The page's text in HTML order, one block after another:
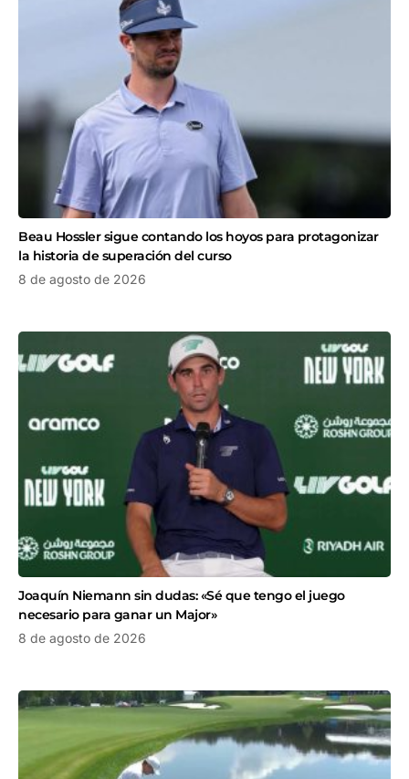
Beau Hossler sigue contando los hoyos para protagonizar
la historia de superación del curso
8 de agosto de 2026
Joaquín Niemann sin dudas: «Sé que tengo el juego
necesario para ganar un Major»
8 de agosto de 2026